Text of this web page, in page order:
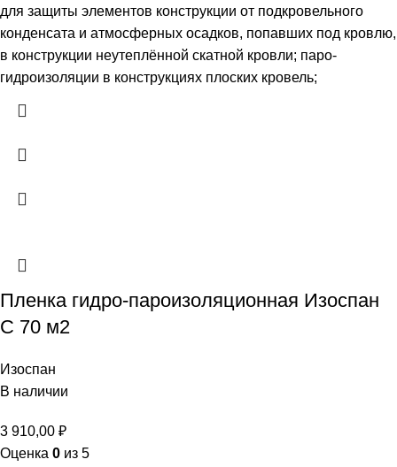
для защиты элементов конструкции от подкровельного
конденсата и атмосферных осадков, попавших под кровлю,
в конструкции неутеплённой скатной кровли; паро-
гидроизоляции в конструкциях плоских кровель;
Пленка гидро-пароизоляционная Изоспан
C 70 м2
Изоспан
В наличии
3 910,00 ₽
Оценка 0 из 5